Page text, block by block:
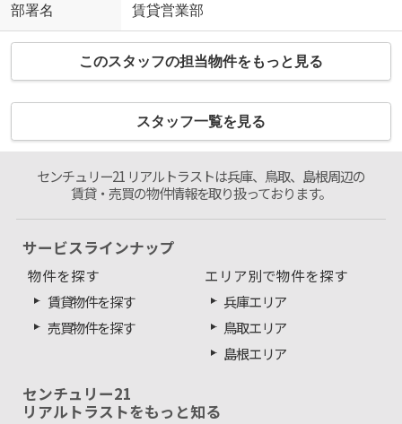
部署名 賃貸営業部
このスタッフの担当物件をもっと見る
スタッフ一覧を見る
センチュリー21 リアルトラストは兵庫、鳥取、島根周辺の
賃貸・売買の物件情報を取り扱っております。
サービスラインナップ
物件を探す
賃貸物件を探す
売買物件を探す
エリア別で物件を探す
兵庫エリア
鳥取エリア
島根エリア
センチュリー21
リアルトラストをもっと知る